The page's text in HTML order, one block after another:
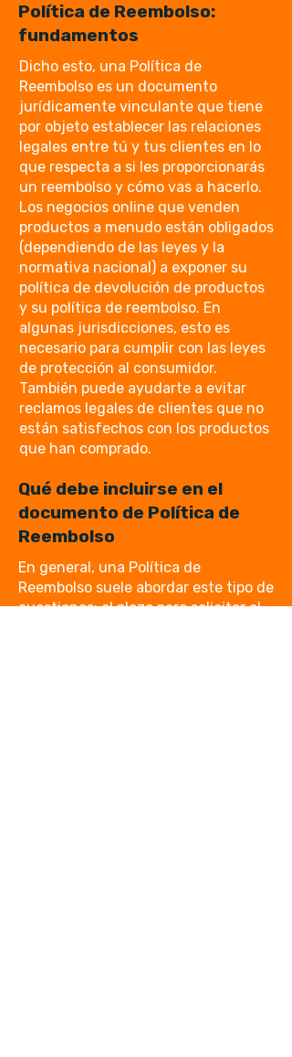
Política de Reembolso:
fundamentos
Dicho esto, una Política de
Reembolso es un documento
jurídicamente vinculante que tiene
por objeto establecer las relaciones
legales entre tú y tus clientes en lo
que respecta a si les proporcionarás
un reembolso y cómo vas a hacerlo.
Los negocios online que venden
productos a menudo están obligados
(dependiendo de las leyes y la
normativa nacional) a exponer su
política de devolución de productos
y su política de reembolso. En
algunas jurisdicciones, esto es
necesario para cumplir con las leyes
de protección al consumidor.
También puede ayudarte a evitar
reclamos legales de clientes que no
están satisfechos con los productos
que han comprado.
Qué debe incluirse en el
documento de Política de
Reembolso
En general, una Política de
Reembolso suele abordar este tipo de
cuestiones: el plazo para solicitar el